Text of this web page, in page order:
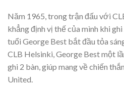
Năm 1965, trong trận đấu với
khẳng định vị thế của mình khi
tuổi George Best bắt đầu tỏa
CLB Helsinki, George Best một
ghi 2 bàn, giúp mang về chiến
United.